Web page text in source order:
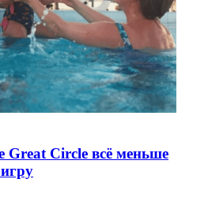
Great Circle всё меньше